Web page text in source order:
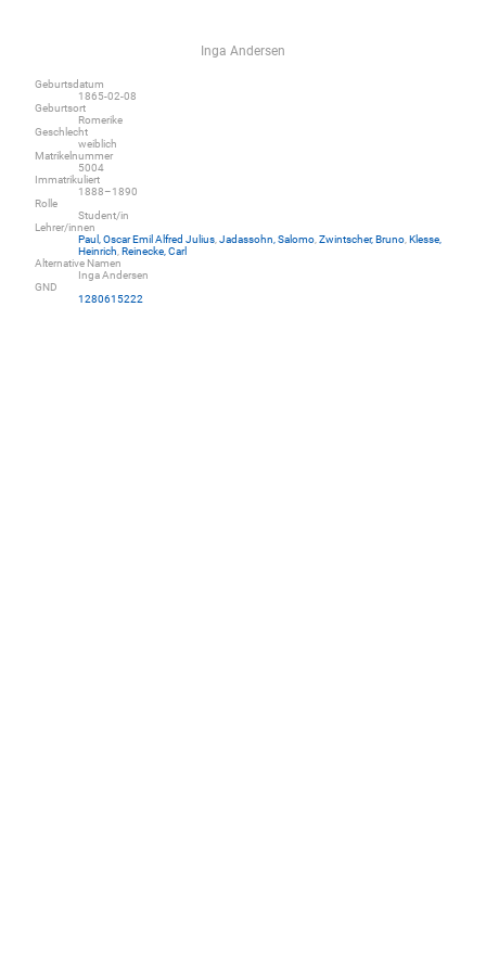
Inga Andersen
Geburtsdatum
1865-02-08
Geburtsort
Romerike
Geschlecht
weiblich
Matrikelnummer
5004
Immatrikuliert
1888–1890
Rolle
Student/in
Lehrer/innen
Paul, Oscar Emil Alfred Julius Jadassohn, Salomo Zwintscher, Bruno Klesse,
Heinrich Reinecke, Carl
Alternative Namen
Inga Andersen
GND
1280615222